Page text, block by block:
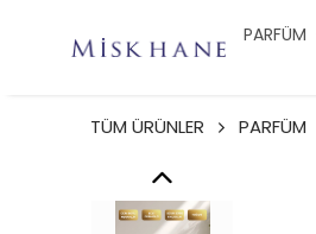
PARFÜM
TÜM ÜRÜNLER PARFÜM